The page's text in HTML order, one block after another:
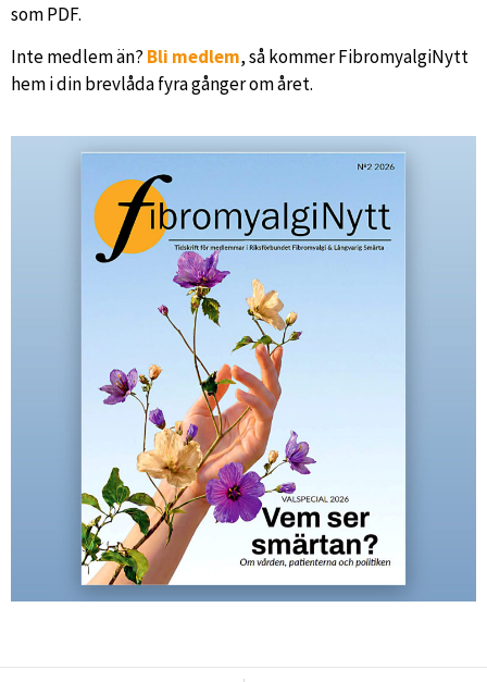
som PDF.
Inte medlem än? Bli medlem, så kommer FibromyalgiNytt
hem i din brevlåda fyra gånger om året.